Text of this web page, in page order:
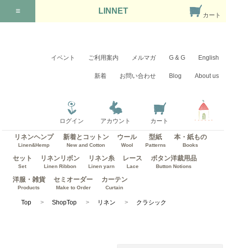
English
G & G
メルマガ
ご利用案内
イベント
About us
Blog
お問い合わせ
新着
ログイン アカウント カート
リネンヘンプ
Linen&Hemp
新着とコットン
New and Cotton
ウール
Wool
型紙
Patterns
本・紙もの
Books
セット
Set
リネンリボン
Linen Ribbon
リネン糸
Linen yarn
レース
Lace
ボタン洋裁用品
Button Notions
洋服・雑貨
Products
セミオーダー
Make to Order
カーテン
Curtain
Top ShopTop リネン クラシック
≡ LINNET カート